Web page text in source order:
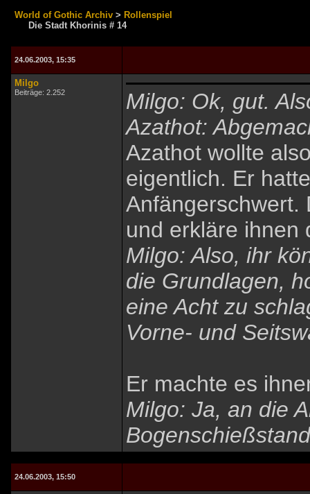
World of Gothic Archiv > Rollenspiel
Die Stadt Khorinis # 14
24.06.2003, 15:35
Milgo
Beiträge: 2.252
Milgo: Ok, gut.
Azathot:
Azathot wollte
eigentlich. Er
Anfängerschwert.
und erkläre ihnen
Milgo: Also, ihr
die Grundlagen,
eine Acht zu
Vorne- und
Er machte es
Milgo: Ja, an die
24.06.2003, 15:50